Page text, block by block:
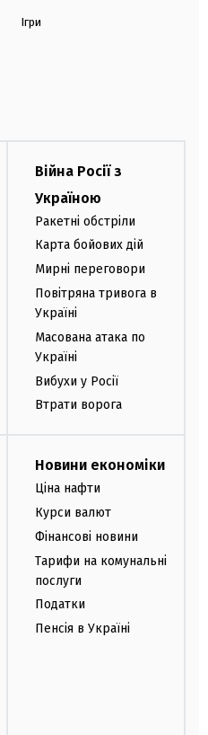
Ігри
Війна Росії з
Україною
Ракетні обстріли
Карта бойових дій
Мирні переговори
Повітряна тривога в
Україні
Масована атака по
Україні
Вибухи у Росії
Втрати ворога
Новини економіки
Ціна нафти
Курси валют
Фінансові новини
Тарифи на комунальні
послуги
Податки
Пенсія в Україні